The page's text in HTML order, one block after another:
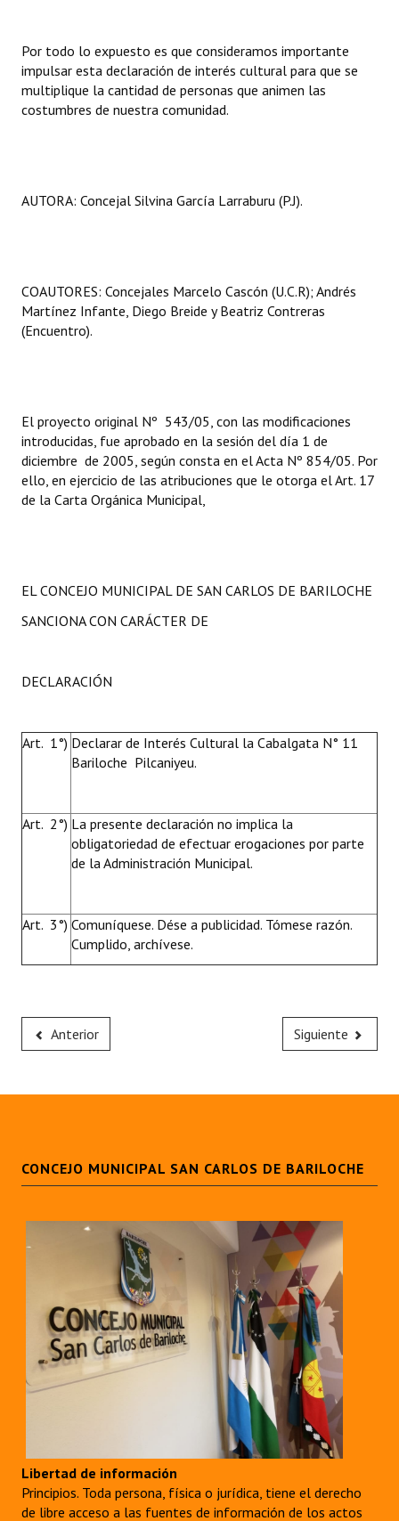
Bariloche, Municipio intercultural
Entrega de distinciones
Por todo lo expuesto es que consideramos importante
impulsar esta declaración de interés cultural para que se
multiplique la cantidad de personas que animen las
costumbres de nuestra comunidad.
AUTORA: Concejal Silvina García Larraburu (P.J).
COAUTORES: Concejales Marcelo Cascón (U.C.R); Andrés
Martínez Infante, Diego Breide y Beatriz Contreras
(Encuentro).
El proyecto original Nº 543/05, con las modificaciones
introducidas, fue aprobado en la sesión del día 1 de
diciembre de 2005, según consta en el Acta Nº 854/05. Por
ello, en ejercicio de las atribuciones que le otorga el Art. 17
de la Carta Orgánica Municipal,
EL CONCEJO MUNICIPAL DE SAN CARLOS DE BARILOCHE
SANCIONA CON CARÁCTER DE
DECLARACIÓN
Art. 1°) Declarar de Interés Cultural la Cabalgata N° 11
Bariloche  Pilcaniyeu.
Art. 2°) La presente declaración no implica la
obligatoriedad de efectuar erogaciones por parte
de la Administración Municipal.
Art. 3°) Comuníquese. Dése a publicidad. Tómese razón.
Cumplido, archívese.
Anterior Siguiente
CONCEJO MUNICIPAL SAN CARLOS DE BARILOCHE
Libertad de información
Principios. Toda persona, física o jurídica, tiene el derecho
de libre acceso a las fuentes de información de los actos